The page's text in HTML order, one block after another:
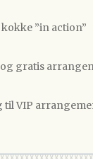
”in action”
gratis
til VIP